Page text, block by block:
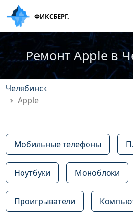
ФИКСБЕРГ.
Ремонт Apple в
Челябинск
Apple
Мобильные телефоны
Ноутбуки Моноблоки
Проигрыватели